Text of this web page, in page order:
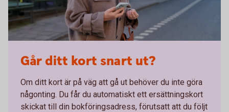
Går ditt kort snart ut?
Om ditt kort är på väg att gå ut behöver du inte göra
någonting. Du får du automatiskt ett ersättningskort
skickat till din bokföringsadress, förutsatt att du följt